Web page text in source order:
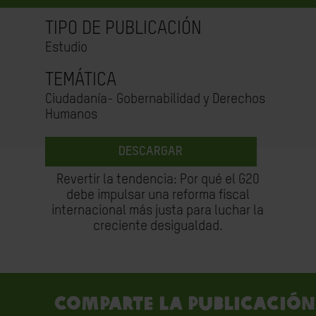
TIPO DE PUBLICACIÓN
Estudio
TEMÁTICA
Ciudadanía- Gobernabilidad y Derechos
Humanos
DESCARGAR
Revertir la tendencia: Por qué el G20
debe impulsar una reforma fiscal
internacional más justa para luchar la
creciente desigualdad.
Comparte la publicación